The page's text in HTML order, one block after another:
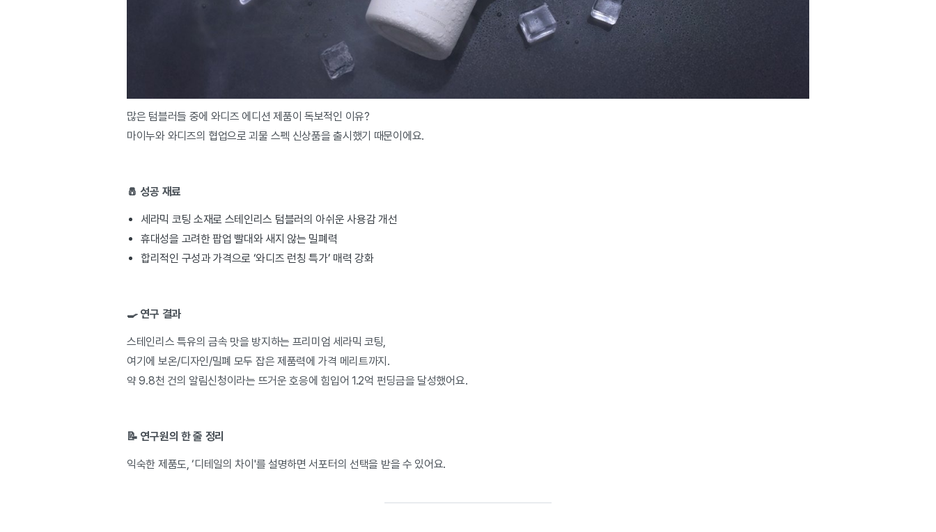
많은 텀블러들 중에 와디즈 에디션 제품이 독보적인 이유?
마이누와 와디즈의 협업으로 괴물 스펙 신상품을 출시했기 때문이에요.
🧂 성공 재료
세라믹 코팅 소재로 스테인리스 텀블러의 아쉬운 사용감 개선
휴대성을 고려한 팝업 빨대와 새지 않는 밀폐력
합리적인 구성과 가격으로 ‘와디즈 런칭 특가’ 매력 강화
🍳 연구 결과
스테인리스 특유의 금속 맛을 방지하는 프리미엄 세라믹 코팅,
여기에 보온/디자인/밀폐 모두 잡은 제품력에 가격 메리트까지.
약 9.8천 건의 알림신청이라는 뜨거운 호응에 힘입어 1.2억 펀딩금을 달성했어요.
📝 연구원의 한 줄 정리
익숙한 제품도, ‘디테일의 차이'를 설명하면 서포터의 선택을 받을 수 있어요.